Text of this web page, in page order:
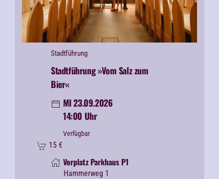
Stadtführung
Stadtführung »Vom Salz zum
Bier«
MI 23.09.2026
14:00 Uhr
Verfügbar
15 €
Vorplatz Parkhaus P1
Hammerweg 1